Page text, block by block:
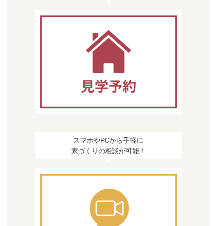
スマホやPCから手軽に
家づくりの相談が可能！